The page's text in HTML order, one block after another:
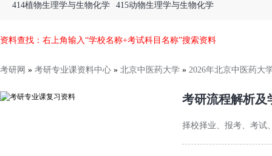
414植物生理学与生物化学
415动物生理学与生物化学
资料查找：右上角输入“学校名称+考试科目名称”搜索资料
考研网 » 考研专业课资料中心 » 北京中医药大学 » 2026年北京中医药大
考研流程解析及
择校择业、报考、考试